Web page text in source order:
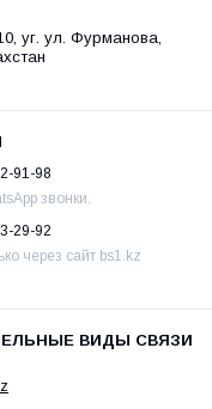
уг. ул. Фурманова,
91-98
звонки.
29-92
через сайт bs1.kz